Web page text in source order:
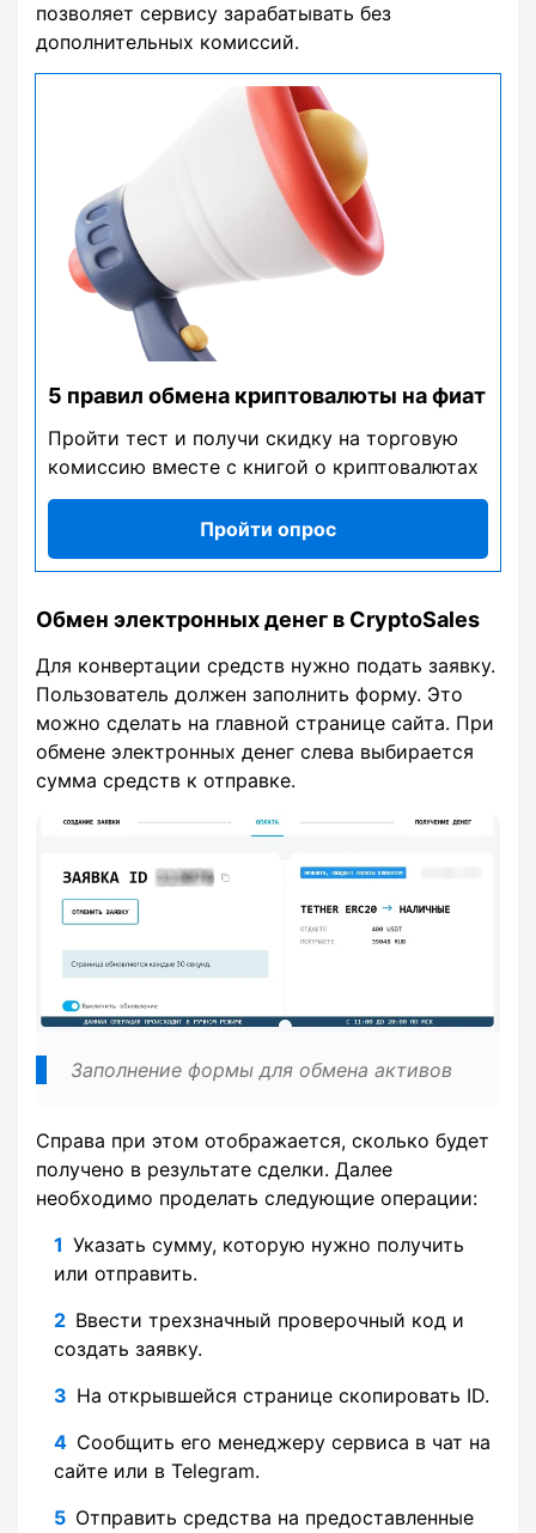
позволяет сервису зарабатывать без
дополнительных комиссий.
5 правил обмена криптовалюты на фиат
Пройти тест и получи скидку на торговую
комиссию вместе с книгой о криптовалютах
Пройти опрос
Обмен электронных денег в CryptoSales
Для конвертации средств нужно подать заявку.
Пользователь должен заполнить форму. Это
можно сделать на главной странице сайта. При
обмене электронных денег слева выбирается
сумма средств к отправке.
Заполнение формы для обмена активов
Справа при этом отображается, сколько будет
получено в результате сделки. Далее
необходимо проделать следующие операции:
Указать сумму, которую нужно получить
или отправить.
Ввести трехзначный проверочный код и
создать заявку.
На открывшейся странице скопировать ID.
Сообщить его менеджеру сервиса в чат на
сайте или в Telegram.
Отправить средства на предоставленные